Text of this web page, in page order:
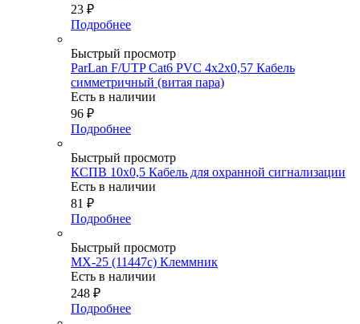
23 ₽
Подробнее
Быстрый просмотр
ParLan F/UTP Cat6 PVC 4х2х0,57 Кабель
симметричный (витая пара)
Есть в наличии
96 ₽
Подробнее
Быстрый просмотр
КСПВ 10х0,5 Кабель для охранной сигнализации
Есть в наличии
81 ₽
Подробнее
Быстрый просмотр
MX-25 (11447c) Клеммник
Есть в наличии
248 ₽
Подробнее